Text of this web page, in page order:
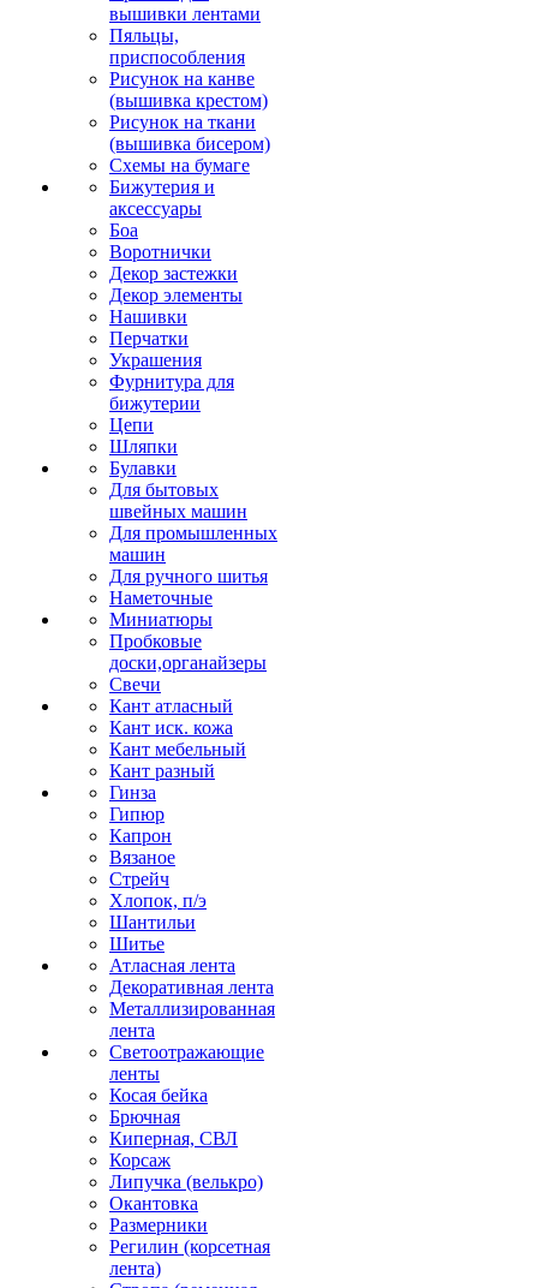
вышивки лентами
Пяльцы,
приспособления
Рисунок на канве
(вышивка крестом)
Рисунок на ткани
(вышивка бисером)
Схемы на бумаге
Бижутерия и
аксессуары
Боа
Воротнички
Декор застежки
Декор элементы
Нашивки
Перчатки
Украшения
Фурнитура для
бижутерии
Цепи
Шляпки
Булавки
Для бытовых
швейных машин
Для промышленных
машин
Для ручного шитья
Наметочные
Миниатюры
Пробковые
доски,органайзеры
Свечи
Кант атласный
Кант иск. кожа
Кант мебельный
Кант разный
Гинза
Гипюр
Капрон
Вязаное
Стрейч
Хлопок, п/э
Шантильи
Шитье
Атласная лента
Декоративная лента
Металлизированная
лента
Светоотражающие
ленты
Косая бейка
Брючная
Киперная, СВЛ
Корсаж
Липучка (велькро)
Окантовка
Размерники
Регилин (корсетная
лента)